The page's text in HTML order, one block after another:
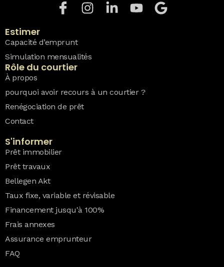
Estimer
Capacité d’emprunt
Simulation mensualités
Rôle du courtier
À propos
pourquoi avoir recours à un courtier ?
Renégociation de prêt
Contact
S'informer
Prêt immobilier
Prêt travaux
Bellegen Akt
Taux fixe, variable et révisable
Financement jusqu'à 100%
Frais annexes
Assurance emprunteur
FAQ